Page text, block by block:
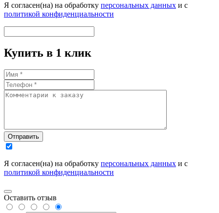
Я согласен(на) на обработку персональных данных и с
политикой конфиденциальности
Купить в 1 клик
Отправить
Я согласен(на) на обработку персональных данных и с
политикой конфиденциальности
Оставить отзыв